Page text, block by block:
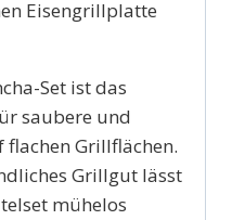
Eisengrillplatte
Set ist das
saubere und
Grillflächen.
Grillgut lässt
mühelos